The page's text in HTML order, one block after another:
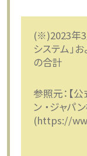
(※)2023年3
システム」
の合計
参照元：【
ン ・ジャパ
(https://